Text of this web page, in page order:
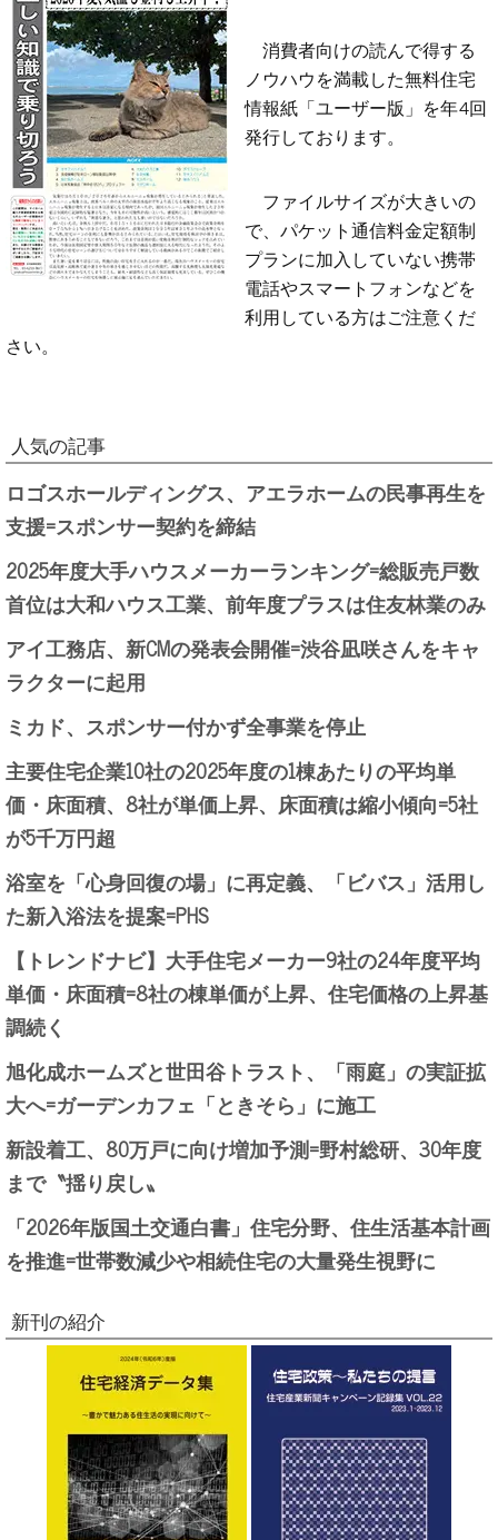
消費者向けの読んで得する
ノウハウを満載した無料住宅
情報紙「ユーザー版」を年4回
発行しております。
ファイルサイズが大きいの
で、パケット通信料金定額制
プランに加入していない携帯
電話やスマートフォンなどを
利用している方はご注意くだ
さい。
人気の記事
ロゴスホールディングス、アエラホームの民事再生を
支援=スポンサー契約を締結
2025年度大手ハウスメーカーランキング=総販売戸数
首位は大和ハウス工業、前年度プラスは住友林業のみ
アイ工務店、新CMの発表会開催=渋谷凪咲さんをキャ
ラクターに起用
ミカド、スポンサー付かず全事業を停止
主要住宅企業10社の2025年度の1棟あたりの平均単
価・床面積、8社が単価上昇、床面積は縮小傾向=5社
が5千万円超
浴室を「心身回復の場」に再定義、「ビバス」活用し
た新入浴法を提案=PHS
【トレンドナビ】大手住宅メーカー9社の24年度平均
単価・床面積=8社の棟単価が上昇、住宅価格の上昇基
調続く
旭化成ホームズと世田谷トラスト、「雨庭」の実証拡
大へ=ガーデンカフェ「ときそら」に施工
新設着工、80万戸に向け増加予測=野村総研、30年度
まで〝揺り戻し〟
「2026年版国土交通白書」住宅分野、住生活基本計画
を推進=世帯数減少や相続住宅の大量発生視野に
新刊の紹介